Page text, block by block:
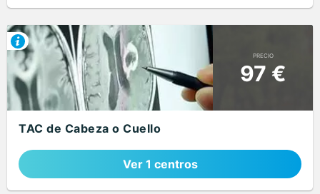
PRECIO
97 €
TAC de Cabeza o Cuello
Ver 1 centros